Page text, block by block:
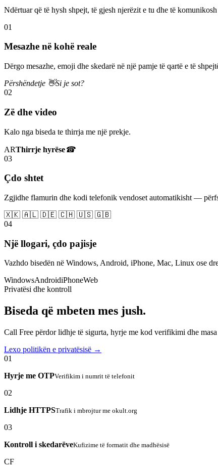
Ndërtuar që të hysh shpejt, të gjesh njerëzit e tu dhe të
01
Mesazhe në kohë reale
Dërgo mesazhe, emoji dhe skedarë në një pamje të qartë e të
Përshëndetje 👋Si je sot?
02
Zë dhe video
Kalo nga biseda te thirrja me një prekje.
ARThirrje hyrëse☎
03
Çdo shtet
Zgjidhe flamurin dhe kodi telefonik vendoset automatikisht —
🇽🇰 🇦🇱 🇩🇪 🇨🇭 🇺🇸 🇬🇧
04
Një llogari, çdo pajisje
Vazhdo bisedën në Windows, Android, iPhone, Mac, Linux ose
WindowsAndroidiPhoneWeb
Privatësi dhe kontroll
Biseda që mbeten mes jush.
Call Free përdor lidhje të sigurta, hyrje me kod verifikimi dhe
Lexo politikën e privatësisë →
01
Hyrje me OTPVerifikim i numrit të telefonit
02
Lidhje HTTPSTrafik i mbrojtur me okult.org
03
Kontroll i skedarëveKufizime të formatit dhe madhësisë
CF